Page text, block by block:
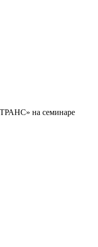
на семинаре